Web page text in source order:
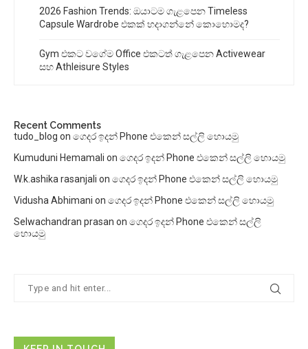
2026 Fashion Trends: ඔයාටම ගැළපෙන Timeless
Capsule Wardrobe එකක් හදාගන්නේ කොහොමද?
Gym එකට වගේම Office එකටත් ගැළපෙන Activewear
සහ Athleisure Styles
Recent Comments
tudo_blog on ගෙදර ඉදන් Phone එකෙන් සල්ලි හොයමු
Kumuduni Hemamali on ගෙදර ඉදන් Phone එකෙන් සල්ලි හොයමු
W.k.ashika rasanjali on ගෙදර ඉදන් Phone එකෙන් සල්ලි හොයමු
Vidusha Abhimani on ගෙදර ඉදන් Phone එකෙන් සල්ලි හොයමු
Selwachandran prasan on ගෙදර ඉදන් Phone එකෙන් සල්ලි
හොයමු